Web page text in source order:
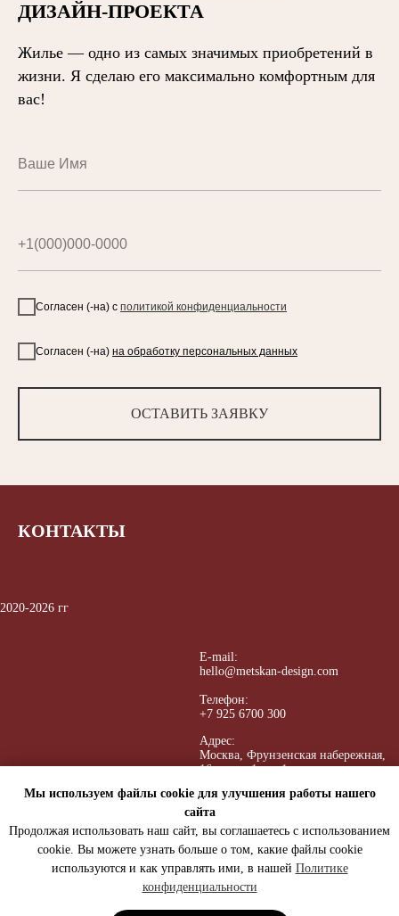
ДИЗАЙН-ПРОЕКТА
Жилье — одно из самых значимых приобретений в
жизни. Я сделаю его максимально комфортным для
вас!
Согласен (-на) с политикой конфиденциальности
Согласен (-на) на обработку персональных данных
ОСТАВИТЬ ЗАЯВКУ
КОНТАКТЫ
2020-2026 гг
E-mail:
hello@metskan-design.com
Телефон:
+7 925 6700 300
Адрес:
Москва, Фрунзенская набережная,
16, корп. 1, эт. 1
Портфолио
Мы используем файлы cookie для улучшения работы нашего
сайта
Продолжая использовать наш сайт, вы соглашаетесь с использованием
cookie. Вы можете узнать больше о том, какие файлы cookie
используются и как управлять ими, в нашей Политике
конфиденциальности